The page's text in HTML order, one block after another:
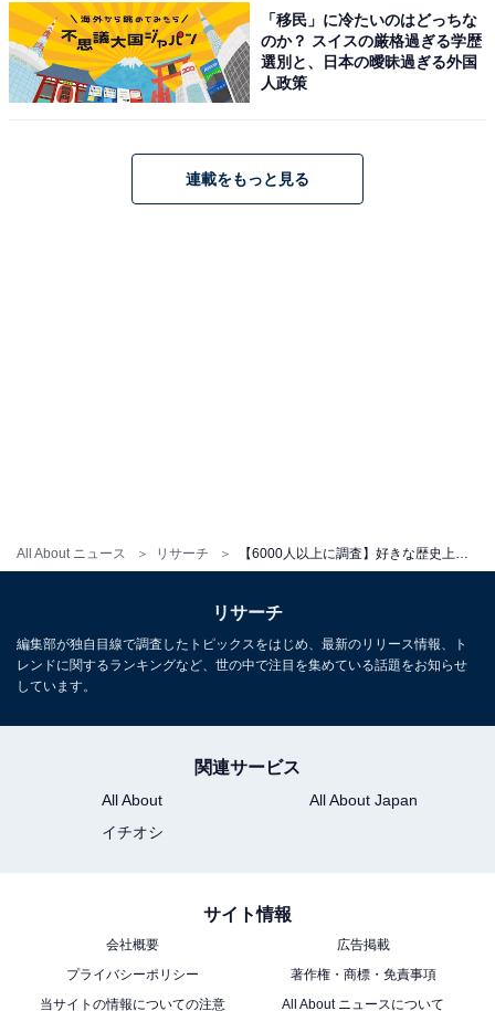
All About ニュース リサーチ
「移民」に冷たいのはどっちな
のか？ スイスの厳格過ぎる学歴
選別と、日本の曖昧過ぎる外国
人政策
連載をもっと見る
リサーチ
編集部が独自目線で調査したトピックスをはじめ、最新のリリース情報、ト
レンドに関するランキングなど、世の中で注目を集めている話題をお知らせ
しています。
関連サービス
All About
All About Japan
イチオシ
サイト情報
会社概要
広告掲載
プライバシーポリシー
著作権・商標・免責事項
当サイトの情報についての注意
All About ニュースについて